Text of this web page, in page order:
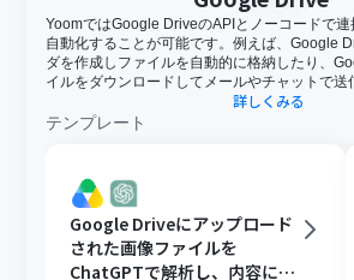
YoomではGoogle DriveのAPIとノーコードで
自動化することが可能です。例えば、Google
ダを作成しファイルを自動的に格納したり、
イルをダウンロードしてメールやチャットで送
詳しくみる
テンプレート
Google Driveにアップロード
された画像ファイルを
ChatGPTで解析し、内容に応